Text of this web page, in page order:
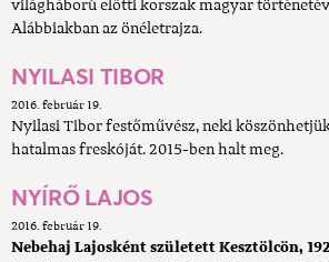
világháború előtti korszak magyar
Alábbiakban az önéletrajza.
NYILASI TIBOR
2016. február 19.
Nyilasi Tibor festőművész, neki
hatalmas freskóját. 2015-ben halt meg.
NYÍRŐ LAJOS
2016. február 19.
Nebehaj Lajosként született Kesztölcön,